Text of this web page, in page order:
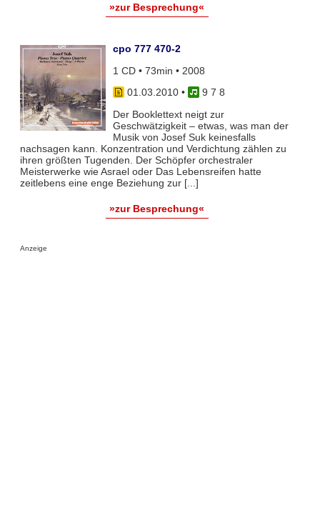
»zur Besprechung«
cpo 777 470-2
1 CD • 73min • 2008
01.03.2010•
9 7 8
Der Booklettext neigt zur
Geschwätzigkeit – etwas, was man der
Musik von Josef Suk keinesfalls
nachsagen kann. Konzentration und Verdichtung zählen zu
ihren größten Tugenden. Der Schöpfer orchestraler
Meisterwerke wie Asrael oder Das Lebensreifen hatte
zeitlebens eine enge Beziehung zur [...]
»zur Besprechung«
Anzeige